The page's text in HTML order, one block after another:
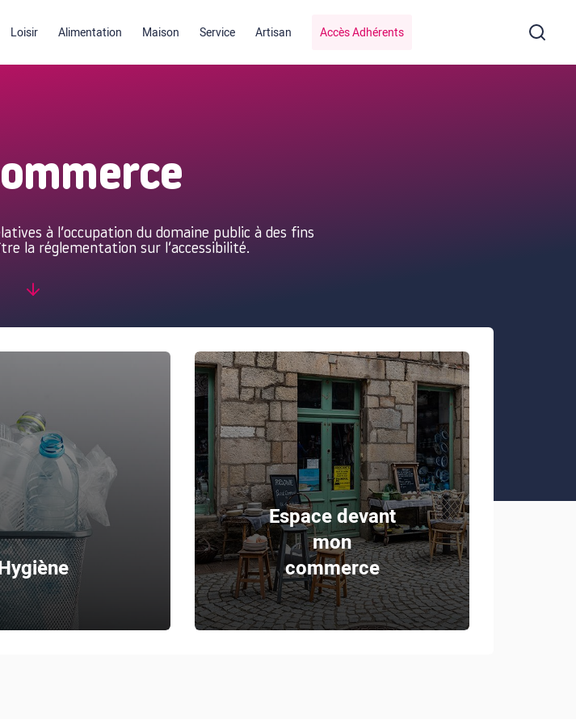
Loisir Alimentation Maison Service Artisan Accès Adhérents
à l’occupation du domaine public à des fins
la réglementation sur l’accessibilité.
Espace devant
mon
commerce